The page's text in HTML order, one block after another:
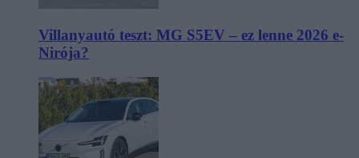
Villanyautó teszt: MG S5EV – ez lenne 2026 e-
Nirója?